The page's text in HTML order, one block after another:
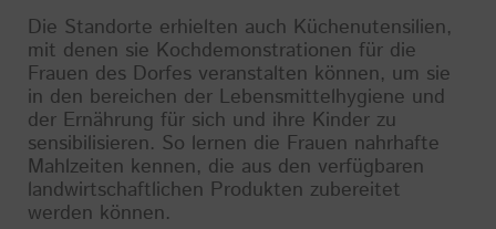
Die Standorte erhielten auch Küchenutensilien,
mit denen sie Kochdemonstrationen für die
Frauen des Dorfes veranstalten können, um sie
in den bereichen der Lebensmittelhygiene und
der Ernährung für sich und ihre Kinder zu
sensibilisieren. So lernen die Frauen nahrhafte
Mahlzeiten kennen, die aus den verfügbaren
landwirtschaftlichen Produkten zubereitet
werden können.